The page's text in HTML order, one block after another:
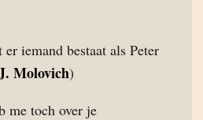
er iemand bestaat als Peter
Molovich)
me toch over je